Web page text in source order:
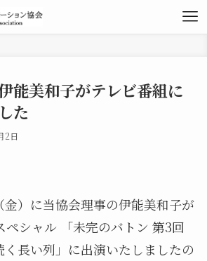
能美和子がテレビ番組に
た
2日
）に当協会理事の伊能美和子が
シャル 「未完のバトン 第3回
く長い列」に出演いたしましたの